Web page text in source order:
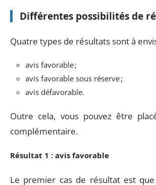
Différentes possibilités de
Quatre types de résultats sont à
avis favorable ;
avis favorable sous réserve ;
avis défavorable.
Outre cela, vous pouvez être
complémentaire.
Résultat 1 : avis favorable
Le premier cas de résultat est